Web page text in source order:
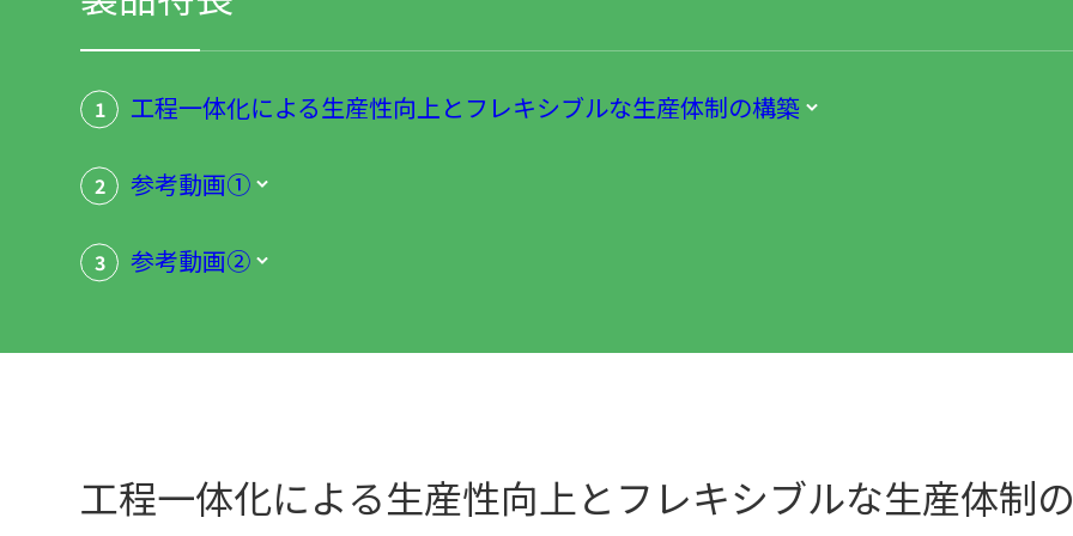
1 工程一体化による生産性向上とフレキシブルな生産体制の構築
2 参考動画①
3 参考動画②
工程一体化による生産性向上とフレキシブルな生産体制